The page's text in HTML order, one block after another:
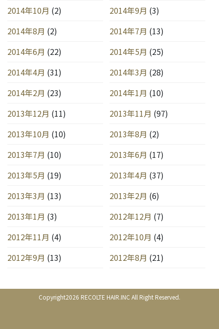
2014年10月 (2) 2014年9月 (3)
2014年8月 (2) 2014年7月 (13)
2014年6月 (22) 2014年5月 (25)
2014年4月 (31) 2014年3月 (28)
2014年2月 (23) 2014年1月 (10)
2013年12月 (11) 2013年11月 (97)
2013年10月 (10) 2013年8月 (2)
2013年7月 (10) 2013年6月 (17)
2013年5月 (19) 2013年4月 (37)
2013年3月 (13) 2013年2月 (6)
2013年1月 (3) 2012年12月 (7)
2012年11月 (4) 2012年10月 (4)
2012年9月 (13) 2012年8月 (21)
Copyright2026 RECOLTE HAIR.INC All Right Reserved.